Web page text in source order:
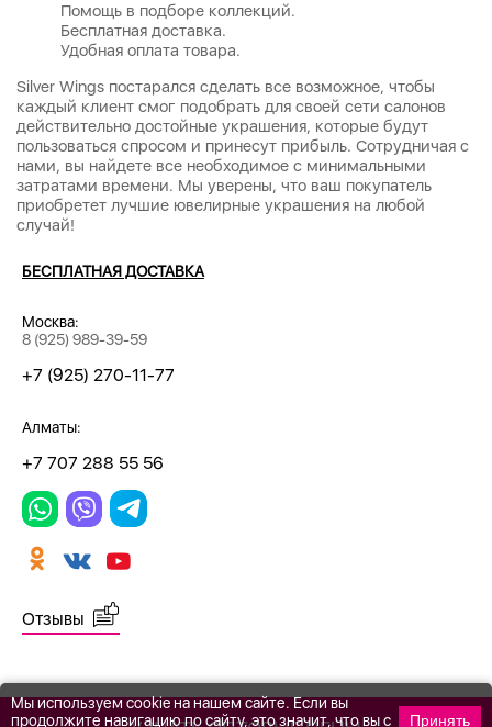
Помощь в подборе коллекций.
Бесплатная доставка.
Удобная оплата товара.
Silver Wings постарался сделать все возможное, чтобы
каждый клиент смог подобрать для своей сети салонов
действительно достойные украшения, которые будут
пользоваться спросом и принесут прибыль. Сотрудничая с
нами, вы найдете все необходимое с минимальными
затратами времени. Мы уверены, что ваш покупатель
приобретет лучшие ювелирные украшения на любой
случай!
БЕСПЛАТНАЯ ДОСТАВКА
Москва:
8 (925) 989-39-59
+7 (925) 270-11-77
Алматы:
+7 707 288 55 56
Отзывы
Мы используем cookie на нашем сайте. Если вы
продолжите навигацию по сайту, это значит, что вы с
Принять